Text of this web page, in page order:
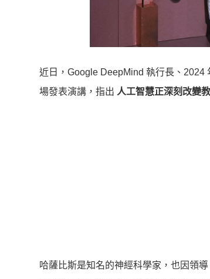
近日，Google DeepMind 執行長、2024
場發表演講，指出 人工智慧正深刻改變
哈薩比斯是知名的神經科學家，也因領